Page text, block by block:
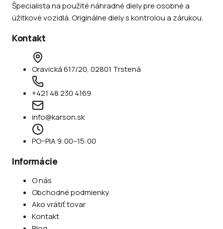
Špecialista na použité náhradné diely pre osobné a
úžitkové vozidlá. Originálne diely s kontrolou a zárukou.
Kontakt
Oravická 617/20, 02801 Trstená
+421 48 230 4169
info@karson.sk
PO–PIA 9:00–15:00
Informácie
O nás
Obchodné podmienky
Ako vrátiť tovar
Kontakt